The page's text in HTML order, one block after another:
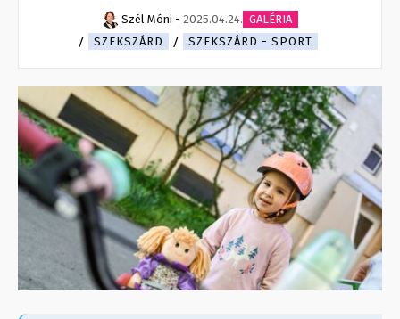
Szél Móni - 2025.04.24. GALÉRIA
SZEKSZÁRD
SZEKSZÁRD - SPORT